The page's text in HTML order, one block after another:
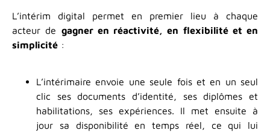
L’intérim digital permet en premier lieu à chaque
acteur de gagner en réactivité, en flexibilité et en
simplicité :
L’intérimaire envoie une seule fois et en un seul
clic ses documents d’identité, ses diplômes et
habilitations, ses expériences. Il met ensuite à
jour sa disponibilité en temps réel, ce qui lui